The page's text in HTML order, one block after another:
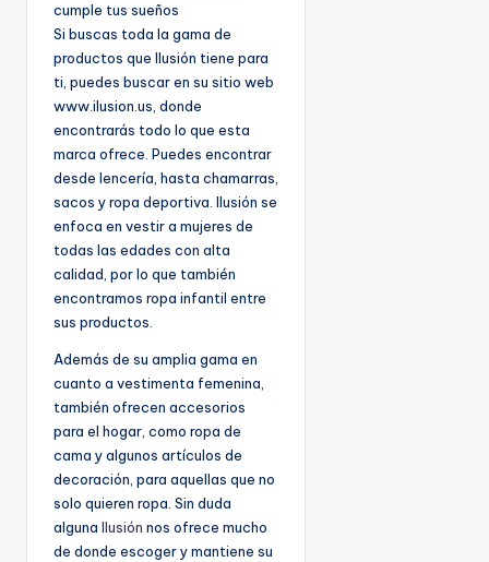
cumple tus sueños
Si buscas toda la gama de
productos que Ilusión tiene para
ti, puedes buscar en su sitio web
www.ilusion.us, donde
encontrarás todo lo que esta
marca ofrece. Puedes encontrar
desde lencería, hasta chamarras,
sacos y ropa deportiva. Ilusión se
enfoca en vestir a mujeres de
todas las edades con alta
calidad, por lo que también
encontramos ropa infantil entre
sus productos.
Además de su amplia gama en
cuanto a vestimenta femenina,
también ofrecen accesorios
para el hogar, como ropa de
cama y algunos artículos de
decoración, para aquellas que no
solo quieren ropa. Sin duda
alguna Ilusión nos ofrece mucho
de donde escoger y mantiene su